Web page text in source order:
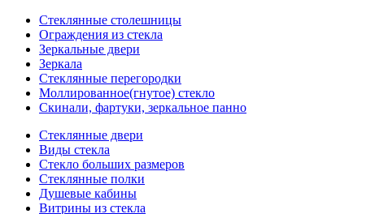
Стеклянные столешницы
Ограждения из стекла
Зеркальные двери
Зеркала
Стеклянные перегородки
Моллированное(гнутое) стекло
Скинали, фартуки, зеркальное панно
Стеклянные двери
Виды стекла
Стекло больших размеров
Стеклянные полки
Душевые кабины
Витрины из стекла